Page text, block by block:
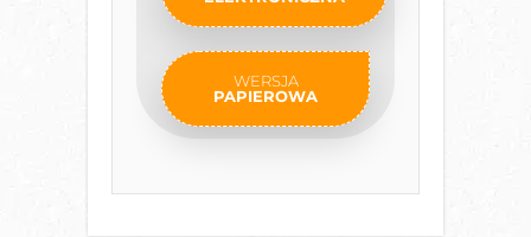
WERSJA
PAPIEROWA